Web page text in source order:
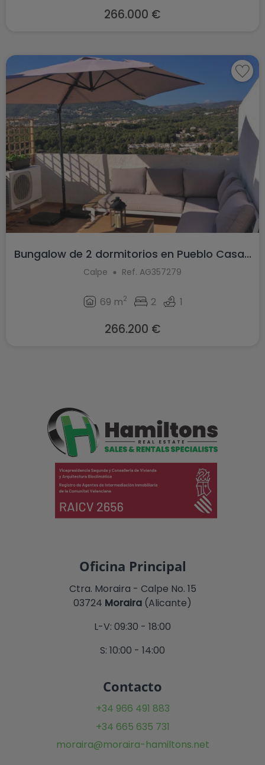
266.000 €
Bungalow de 2 dormitorios en Pueblo Casa...
Calpe Ref. AG357279
69 m2 2 1
266.200 €
Oficina Principal
Ctra. Moraira - Calpe No. 15
03724 Moraira (Alicante)
L-V: 09:30 - 18:00
S: 10:00 - 14:00
Contacto
+34 966 491 883
+34 665 635 731
moraira@moraira-hamiltons.net